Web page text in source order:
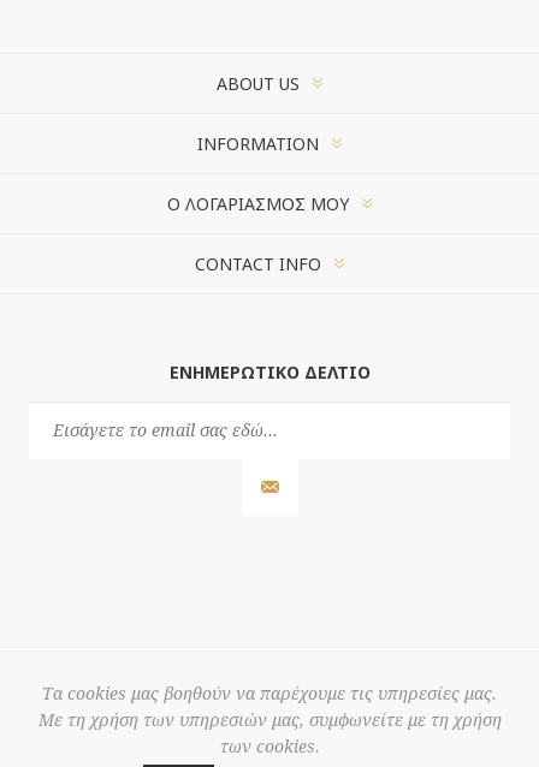
ABOUT US
INFORMATION
Ο ΛΟΓΑΡΙΑΣΜΌΣ ΜΟΥ
CONTACT INFO
ΕΝΗΜΕΡΩΤΙΚΌ ΔΕΛΤΊΟ
© 2026 3S
Τα cookies μας βοηθούν να παρέχουμε τις υπηρεσίες μας.
Με τη χρήση των υπηρεσιών μας, συμφωνείτε με τη χρήση
των cookies.